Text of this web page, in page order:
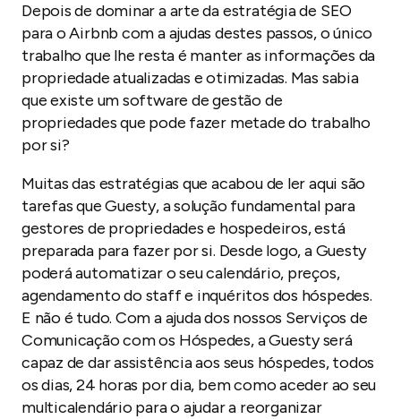
Depois de dominar a arte da estratégia de SEO
para o Airbnb com a ajudas destes passos, o único
trabalho que lhe resta é manter as informações da
propriedade atualizadas e otimizadas. Mas sabia
que existe um software de gestão de
propriedades que pode fazer metade do trabalho
por si?
Muitas das estratégias que acabou de ler aqui são
tarefas que Guesty, a solução fundamental para
gestores de propriedades e hospedeiros, está
preparada para fazer por si. Desde logo, a Guesty
poderá automatizar o seu calendário, preços,
agendamento do staff e inquéritos dos hóspedes.
E não é tudo. Com a ajuda dos nossos Serviços de
Comunicação com os Hóspedes, a Guesty será
capaz de dar assistência aos seus hóspedes, todos
os dias, 24 horas por dia, bem como aceder ao seu
multicalendário para o ajudar a reorganizar